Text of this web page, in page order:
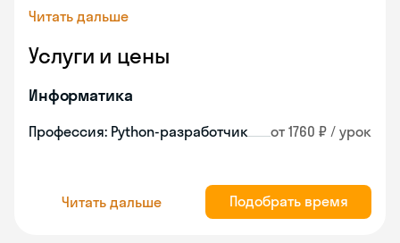
Читать дальше
Услуги и цены
Информатика
Профессия: Python-разработчик от 1760 ₽ / урок
Читать дальше Подобрать время